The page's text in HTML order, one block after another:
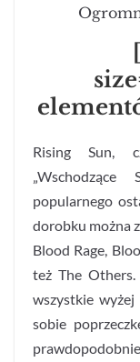
Rising Sun,
popularnego
dorobku można
Blood Rage,
też The Others.
wszystkie wyżej
sobie